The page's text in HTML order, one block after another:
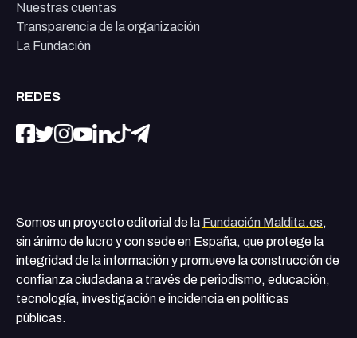
Nuestras cuentas
Transparencia de la organización
La Fundación
REDES
Somos un proyecto editorial de la Fundación Maldita.es,
sin ánimo de lucro y con sede en España, que protege la
integridad de la información y promueve la construcción de
confianza ciudadana a través de periodismo, educación,
tecnología, investigación e incidencia en políticas
públicas.